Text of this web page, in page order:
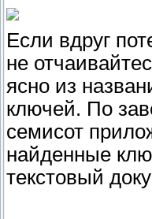
Если вдруг
не
ясно из
ключей. По
семисот
найденные
текстовый